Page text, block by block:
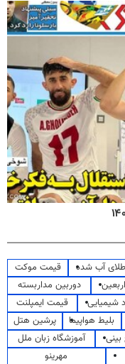
آب شده
قیمت موکت
دوربین مداربسته
شیمیایی
قیمت ایمپلنت
بلیط هواپیما
پرشین هتل
بینی
آموزشگاه زبان ملل
مهرینو